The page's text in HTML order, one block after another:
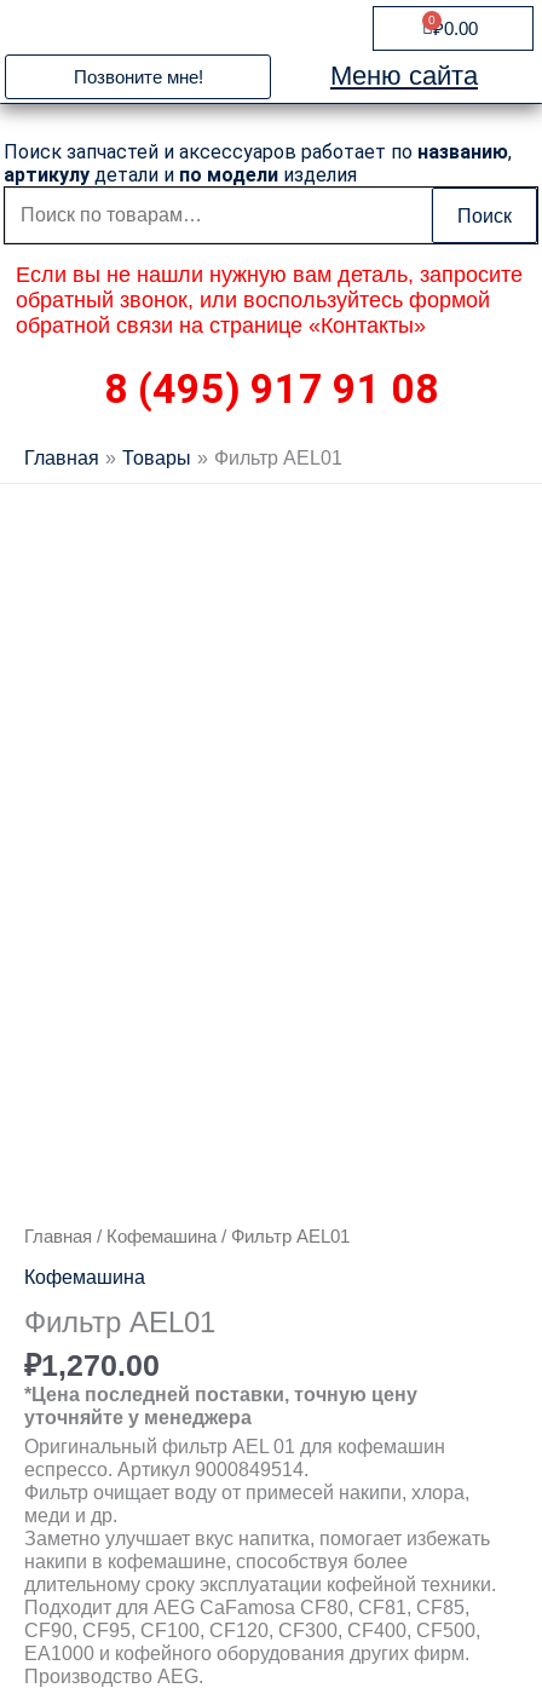
содержимому
₽0.00
0
Cart
Позвоните мне! Меню сайта
Поиск запчастей и аксессуаров работает по названию,
артикулу детали и по модели изделия
Искать:
Поиск
Если вы не нашли нужную вам деталь, запросите
обратный звонок, или воспользуйтесь формой
обратной связи на странице «Контакты»
8 (495) 917 91 08
Главная Товары Фильтр AEL01
Главная / Кофемашина/ Фильтр AEL01
Кофемашина
Фильтр AEL01
₽1,270.00
*Цена последней поставки, точную цену
уточняйте у менеджера
Оригинальный фильтр AEL 01 для кофемашин
еспрессо. Артикул 9000849514.
Фильтр очищает воду от примесей накипи, хлора,
меди и др.
Заметно улучшает вкус напитка, помогает избежать
накипи в кофемашине, способствуя более
длительному сроку эксплуатации кофейной техники.
Подходит для AEG CaFamosa CF80, CF81, CF85,
CF90, CF95, CF100, CF120, CF300, CF400, CF500,
EA1000 и кофейного оборудования других фирм.
Производство AEG.